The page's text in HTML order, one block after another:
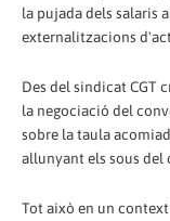
la pujada dels salaris
externalitzacions
Des del sindicat CGT
la negociació del
sobre la taula
allunyant els sous del
Tot això en un